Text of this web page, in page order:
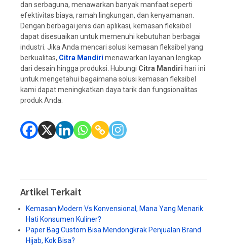
dan serbaguna, menawarkan banyak manfaat seperti
efektivitas biaya, ramah lingkungan, dan kenyamanan.
Dengan berbagai jenis dan aplikasi, kemasan fleksibel
dapat disesuaikan untuk memenuhi kebutuhan berbagai
industri. Jika Anda mencari solusi kemasan fleksibel yang
berkualitas, Citra Mandiri menawarkan layanan lengkap
dari desain hingga produksi. Hubungi Citra Mandiri hari ini
untuk mengetahui bagaimana solusi kemasan fleksibel
kami dapat meningkatkan daya tarik dan fungsionalitas
produk Anda.
Artikel Terkait
Kemasan Modern Vs Konvensional, Mana Yang Menarik
Hati Konsumen Kuliner?
Paper Bag Custom Bisa Mendongkrak Penjualan Brand
Hijab, Kok Bisa?